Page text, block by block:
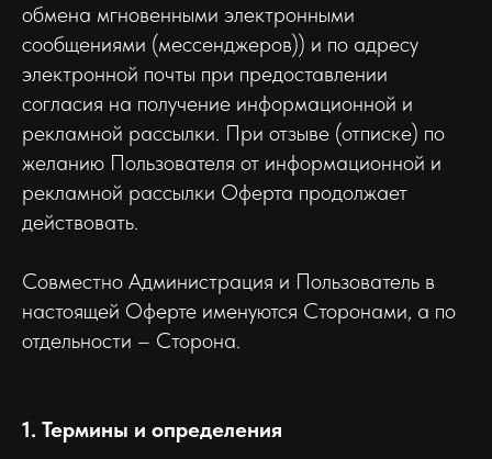
обмена мгновенными электронными
сообщениями (мессенджеров)) и по адресу
электронной почты при предоставлении
согласия на получение информационной и
рекламной рассылки. При отзыве (отписке) по
желанию Пользователя от информационной и
рекламной рассылки Оферта продолжает
действовать.
Совместно Администрация и Пользователь в
настоящей Оферте именуются Сторонами, а по
отдельности – Сторона.
1. Термины и определения